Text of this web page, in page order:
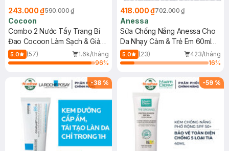
243.000 ₫590.000 ₫
Cocoon
Combo 2 Nước Tẩy Trang Bí
Đao Cocoon Làm Sạch & Giảm
Dầu 500ml
5.0 (57)
1.6k/tháng
96%
418.000 ₫702.000 ₫
Anessa
Sữa Chống Nắng Anessa Cho
Da Nhạy Cảm & Trẻ Em 60ml
(Mới)
5.0 (23)
423/tháng
16%
-38 % -59 %